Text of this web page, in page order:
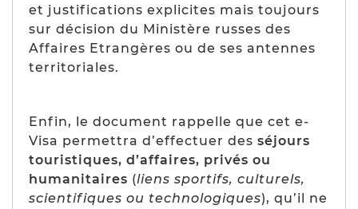
et justifications explicites mais toujours
sur décision du Ministère russes des
Affaires Etrangères ou de ses antennes
territoriales.
Enfin, le document rappelle que cet e-
Visa permettra d’effectuer des séjours
touristiques, d’affaires, privés ou
humanitaires (liens sportifs, culturels,
scientifiques ou technologiques), qu’il ne